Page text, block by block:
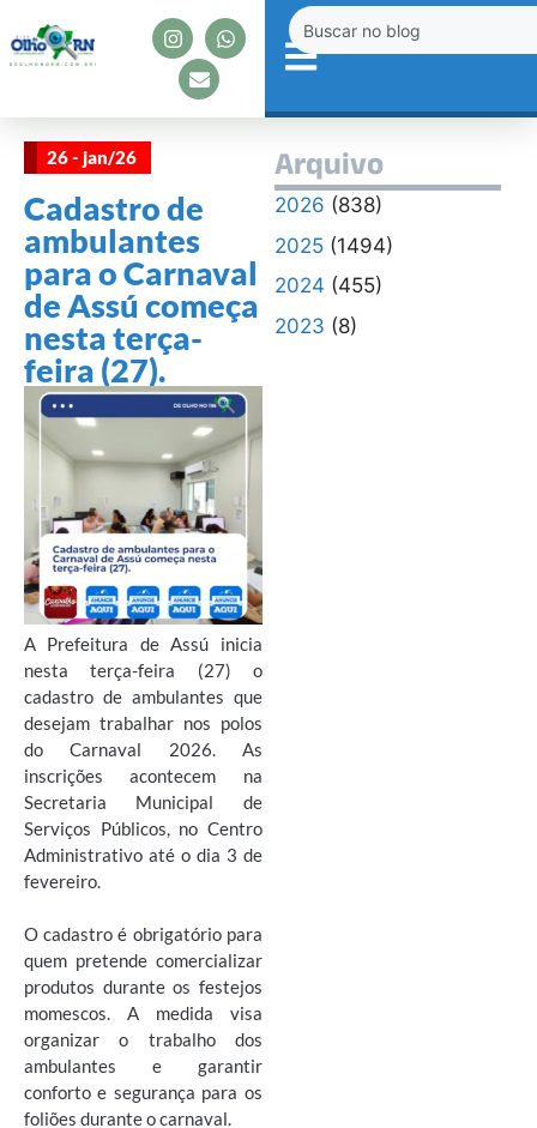
26 - jan/26
Cadastro de
ambulantes
para o Carnaval
de Assú começa
nesta terça-
feira (27).
A Prefeitura de Assú inicia
nesta terça-feira (27) o
cadastro de ambulantes que
desejam trabalhar nos polos
do Carnaval 2026. As
inscrições acontecem na
Secretaria Municipal de
Serviços Públicos, no Centro
Administrativo até o dia 3 de
fevereiro.
O cadastro é obrigatório para
quem pretende comercializar
produtos durante os festejos
momescos. A medida visa
organizar o trabalho dos
ambulantes e garantir
conforto e segurança para os
foliões durante o carnaval.
Arquivo
2026 (838)
2025(1494)
2024 (455)
2023 (8)